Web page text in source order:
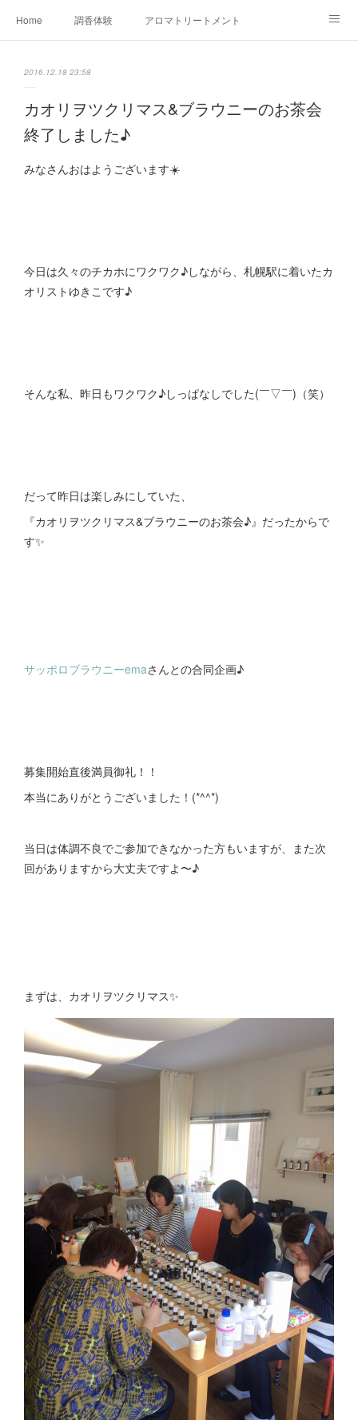
Home 調香体験 アロマトリートメントMenu
Ameblo
2016.12.18 23:58
カオリヲツクリマス&ブラウニーのお茶会
終了しました♪
みなさんおはようございます☀️
今日は久々のチカホにワクワク♪しながら、札幌駅に着いたカ
オリストゆきこです♪
そんな私、昨日もワクワク♪しっぱなしでした(￣▽￣)（笑）
だって昨日は楽しみにしていた、
『カオリヲツクリマス&ブラウニーのお茶会♪』だったからで
す✨
サッポロブラウニーemaさんとの合同企画♪
募集開始直後満員御礼！！
本当にありがとうございました！(*^^*)
当日は体調不良でご参加できなかった方もいますが、また次
回がありますから大丈夫ですよ〜♪
まずは、カオリヲツクリマス✨